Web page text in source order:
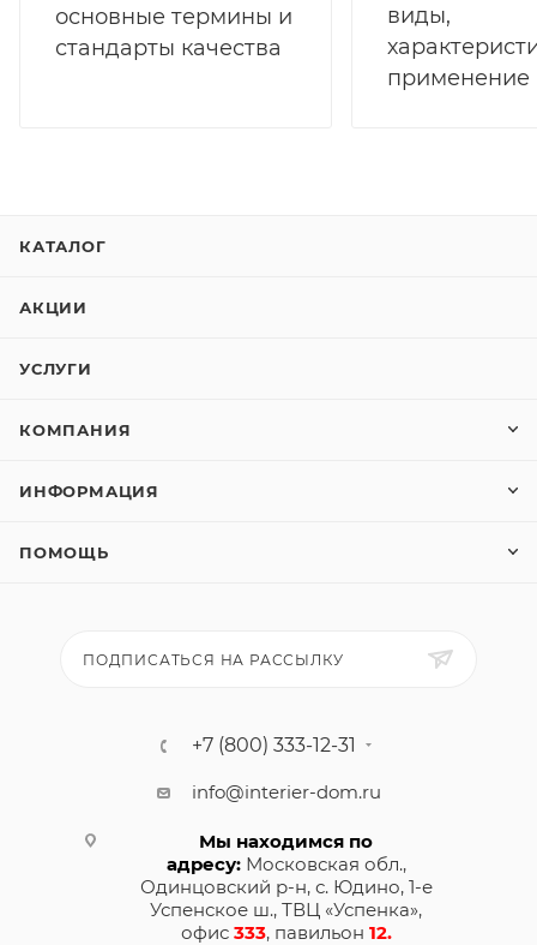
основные термины и
стандарты качества
виды,
применение
КАТАЛОГ
АКЦИИ
УСЛУГИ
КОМПАНИЯ
ИНФОРМАЦИЯ
ПОМОЩЬ
ПОДПИСАТЬСЯ НА РАССЫЛКУ
+7 (800) 333-12-31
info@interier-dom.ru
Мы находимся по
адресу:Московская обл.,
Одинцовский р-н, с. Юдино, 1-е
Успенское ш., ТВЦ «Успенка»,
офис 333, павильон 12.